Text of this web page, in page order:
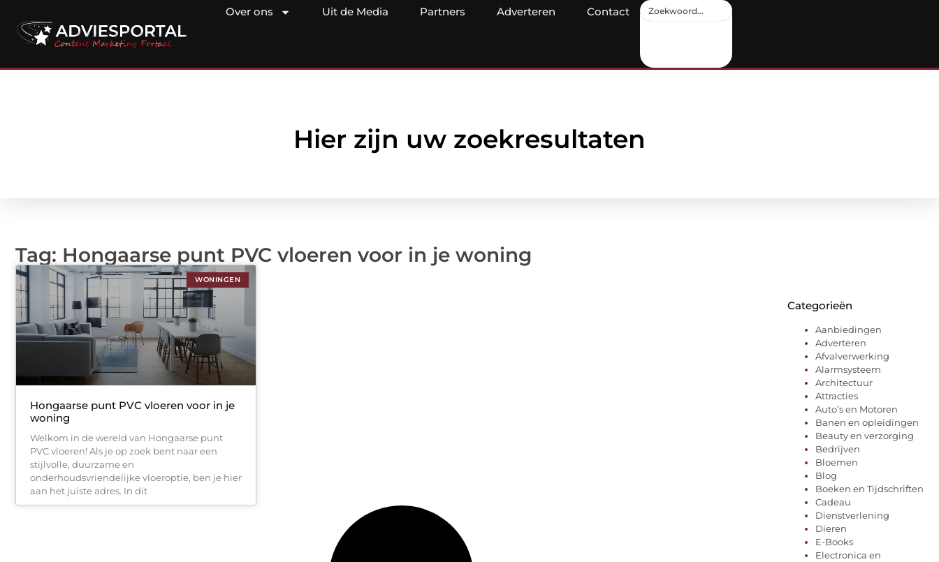
Over ons Uit de Media Partners Adverteren Contact
Hier zijn uw zoekresultaten
Tag: Hongaarse punt PVC vloeren voor in je woning
WONINGEN
Hongaarse punt PVC vloeren voor in je
woning
Welkom in de wereld van Hongaarse punt
PVC vloeren! Als je op zoek bent naar een
stijlvolle, duurzame en
onderhoudsvriendelijke vloeroptie, ben je hier
aan het juiste adres. In dit
Categorieën
Aanbiedingen
Adverteren
Afvalverwerking
Alarmsysteem
Architectuur
Attracties
Auto’s en Motoren
Banen en opleidingen
Beauty en verzorging
Bedrijven
Bloemen
Blog
Boeken en Tijdschriften
Cadeau
Dienstverlening
Dieren
E-Books
Electronica en